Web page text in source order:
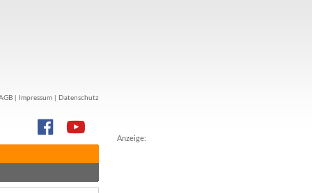
Anzeige:
Impressum Datenschutz